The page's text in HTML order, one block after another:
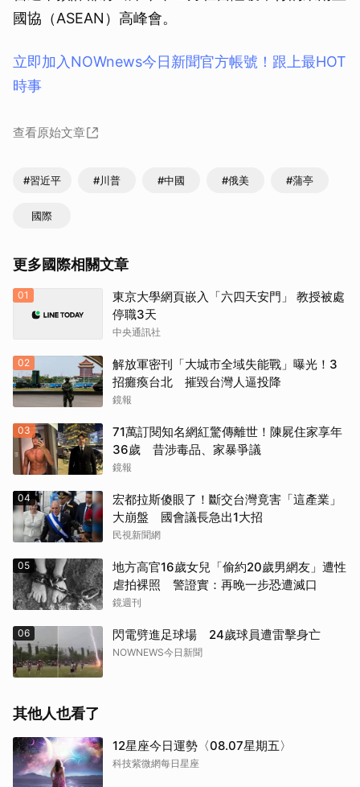
國協（ASEAN）高峰會。
立即加入NOWnews今⽇新聞官⽅帳號！跟上最HOT
時事
查看原始文章
#習近平 #川普 #中國 #俄美 #蒲亭
國際
更多國際相關文章
01
東京大學網頁嵌入「六四天安門」 教授被處
停職3天
中央通訊社
02
解放軍密刊「大城市全域失能戰」曝光！3
招癱瘓台北 摧毀台灣人逼投降
鏡報
03
71萬訂閱知名網紅驚傳離世！陳屍住家享年
36歲 昔涉毒品、家暴爭議
鏡報
04
宏都拉斯傻眼了！斷交台灣竟害「這產業」
大崩盤 國會議長急出1大招
民視新聞網
05
地方高官16歲女兒「偷約20歲男網友」遭性
虐拍裸照 警證實：再晚一步恐遭滅口
鏡週刊
06 閃電劈進足球場 24歲球員遭雷擊身亡
NOWNEWS今日新聞
其他人也看了
12星座今日運勢〈08.07星期五〉
科技紫微網每日星座